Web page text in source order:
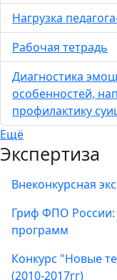
Нагрузка
Рабочая тетрадь
Диагностика
особенностей,
профилактику
Ещё
Экспертиза
Внеконкурсная
Гриф ФПО России:
программ
Конкурс "Новые
(2010-2017гг)